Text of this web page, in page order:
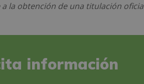
la obtención de una titulación
información